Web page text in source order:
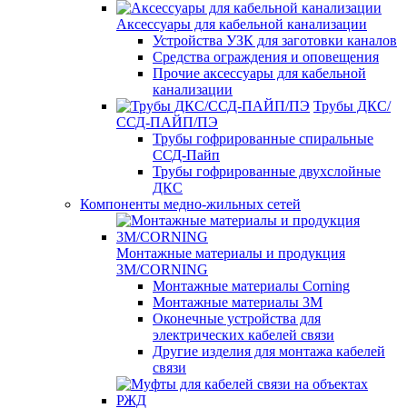
Аксессуары для кабельной канализации
Устройства УЗК для заготовки каналов
Средства ограждения и оповещения
Прочие аксессуары для кабельной
канализации
Трубы ДКС/
ССД-ПАЙП/ПЭ
Трубы гофрированные спиральные
ССД-Пайп
Трубы гофрированные двухслойные
ДКС
Компоненты медно-жильных сетей
Монтажные материалы и продукция
3M/CORNING
Монтажные материалы Corning
Монтажные материалы 3M
Оконечные устройства для
электрических кабелей связи
Другие изделия для монтажа кабелей
связи